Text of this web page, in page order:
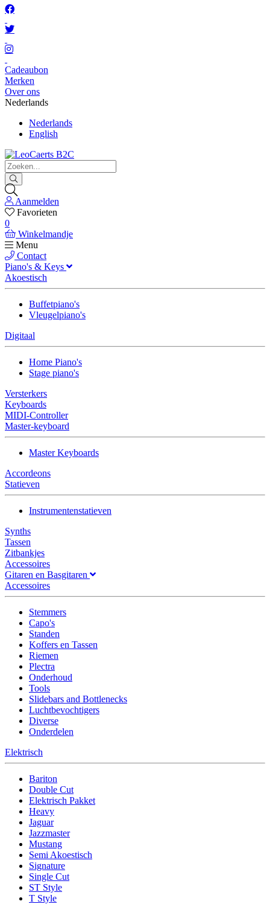
Cadeaubon
Merken
Over ons
Nederlands
Nederlands
English
Aanmelden
Favorieten
0
Winkelmandje
Menu
Contact
Piano's & Keys
Akoestisch
Buffetpiano's
Vleugelpiano's
Digitaal
Home Piano's
Stage piano's
Versterkers
Keyboards
MIDI-Controller
Master-keyboard
Master Keyboards
Accordeons
Statieven
Instrumentenstatieven
Synths
Tassen
Zitbankjes
Accessoires
Gitaren en Basgitaren
Accessoires
Stemmers
Capo's
Standen
Koffers en Tassen
Riemen
Plectra
Onderhoud
Tools
Slidebars and Bottlenecks
Luchtbevochtigers
Diverse
Onderdelen
Elektrisch
Bariton
Double Cut
Elektrisch Pakket
Heavy
Jaguar
Jazzmaster
Mustang
Semi Akoestisch
Signature
Single Cut
ST Style
T Style